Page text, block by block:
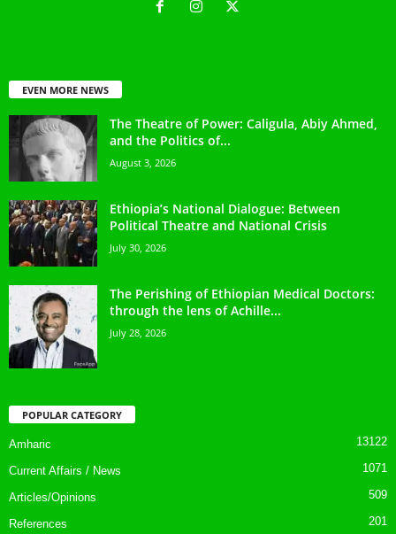
EVEN MORE NEWS
The Theatre of Power: Caligula, Abiy Ahmed,
and the Politics of...
August 3, 2026
Ethiopia’s National Dialogue: Between
Political Theatre and National Crisis
July 30, 2026
The Perishing of Ethiopian Medical Doctors:
through the lens of Achille...
July 28, 2026
POPULAR CATEGORY
Amharic 13122
Current Affairs / News 1071
Articles/Opinions 509
References 201